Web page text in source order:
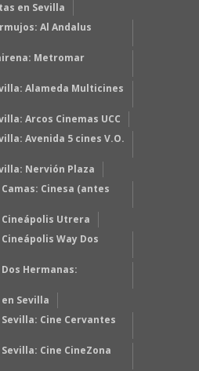
en Sevilla
Al Andalus
Metromar
Alameda Multicines
Arcos Cinemas UCC
Avenida 5 cines V.O.
Nervión Plaza
Cinesa (antes
Utrera
Way Dos
Hermanas:
Sevilla
Cine Cervantes
Cine CineZona